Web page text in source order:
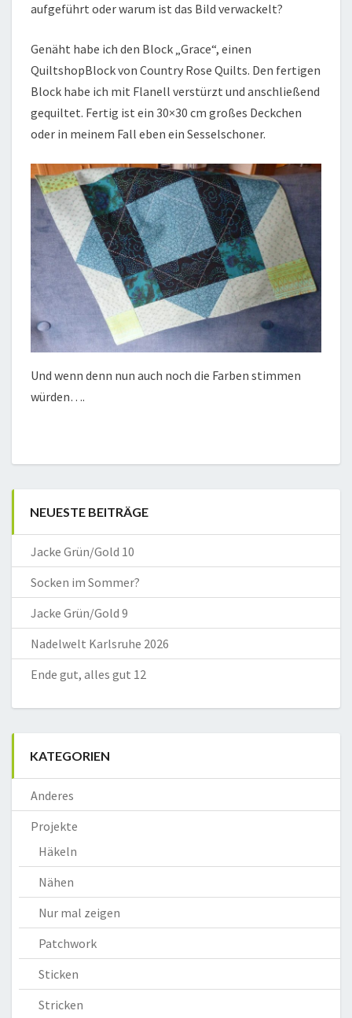
aufgeführt oder warum ist das Bild verwackelt?
Genäht habe ich den Block „Grace“, einen
QuiltshopBlock von Country Rose Quilts. Den fertigen
Block habe ich mit Flanell verstürzt und anschließend
gequiltet. Fertig ist ein 30×30 cm großes Deckchen
oder in meinem Fall eben ein Sesselschoner.
Und wenn denn nun auch noch die Farben stimmen
würden….
NEUESTE BEITRÄGE
Jacke Grün/Gold 10
Socken im Sommer?
Jacke Grün/Gold 9
Nadelwelt Karlsruhe 2026
Ende gut, alles gut 12
KATEGORIEN
Anderes
Projekte
Häkeln
Nähen
Nur mal zeigen
Patchwork
Sticken
Stricken